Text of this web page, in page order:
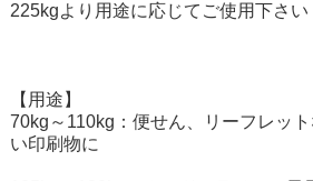
225kgより用途に応じてご使用下さい
【用途】
70kg～110kg：便せん、リーフレッ
い印刷物に